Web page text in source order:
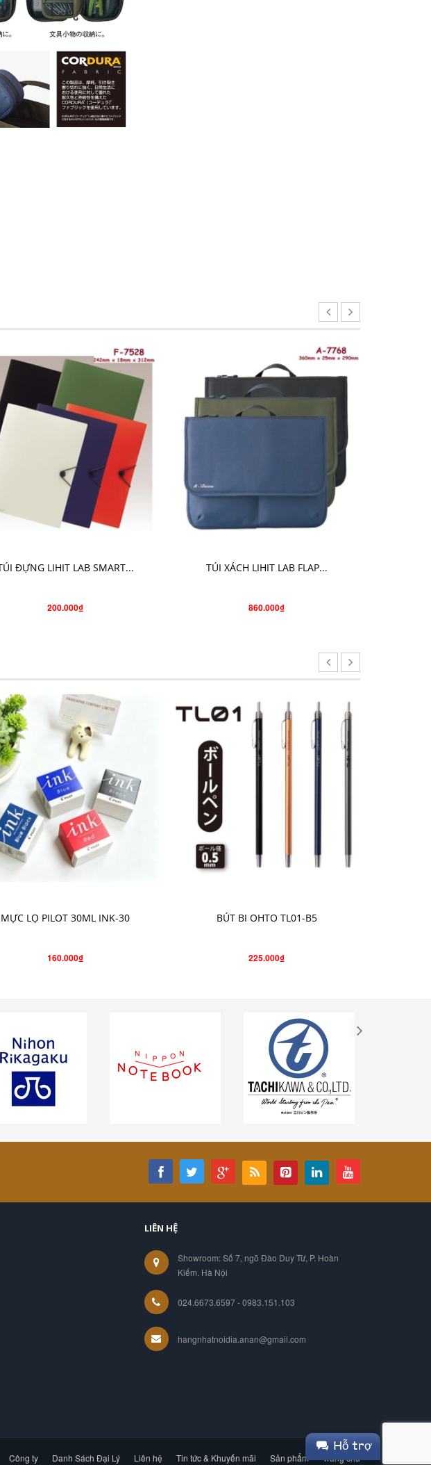
ĐỰNG LIHIT LAB SMART...
200.000₫
TÚI XÁCH LIHIT LAB FLAP...
860.000₫
MỰC LỌ PILOT 30ML INK-30
160.000₫
BÚT BI OHTO TL01-B5
225.000₫
LIÊN HỆ
Showroom: Số 7, ngõ Đào Duy Từ, P. Hoàn
Kiếm. Hà Nội
024.6673.6597 - 0983.151.103
hangnhatnoidia.anan@gmail.com
Trang chủ
Sản phẩm
Tin tức & Khuyến mãi
Liên hệ
Danh Sách Đại Lý
Công ty
Hỗ trợ